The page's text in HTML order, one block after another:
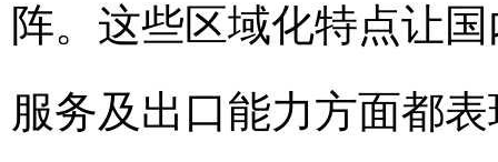
阵。这些区域化特点让
服务及出口能力方面都